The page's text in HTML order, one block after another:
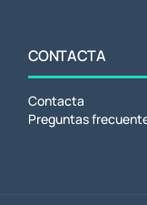
CONTACTA
Contacta
Preguntas